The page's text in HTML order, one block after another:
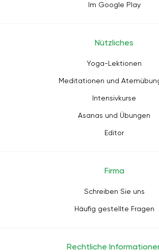
Im Google Play
Nützliches
Yoga-Lektionen
Meditationen und
Intensivkurse
Asanas und Übungen
Editor
Firma
Schreiben Sie uns
Häufig gestellte Fragen
Rechtliche